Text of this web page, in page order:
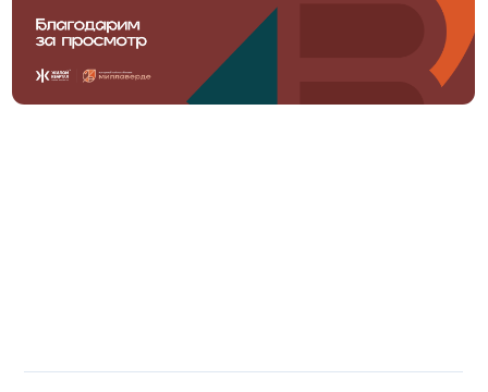
В чем заключается задача? В какие сроки?
Add file